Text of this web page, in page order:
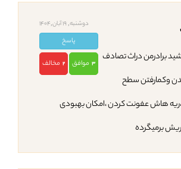
دوشنبه, 19 آبان,1404
پاسخ
3 موافق 2 مخالف
برادرمن دراث تصادف
وکمارفتن سطح
هوشیاریش ۴ ،ریه هاش عفونت کردن ،امکان بهبودی
برمیگرده